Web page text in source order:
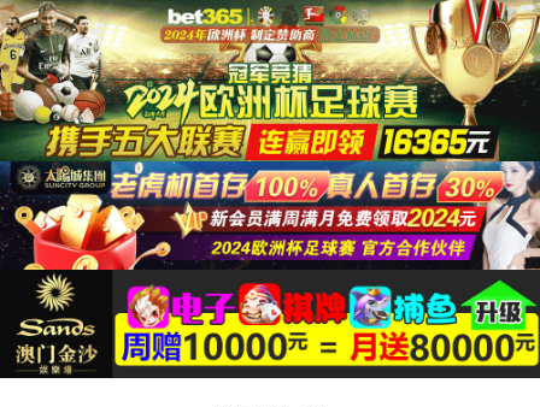
网络繁忙，请关闭后再尝试刷新。
6秒后自动回到首页
可能的原因：
网络繁忙或者本地网络不佳
你点击的某个链接已过期